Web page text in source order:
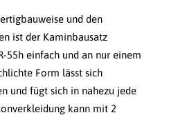
und den
ist der Kaminbausatz
55h einfach und an nur einem
Form lässt sich
und fügt sich in nahezu jede
kann mit 2